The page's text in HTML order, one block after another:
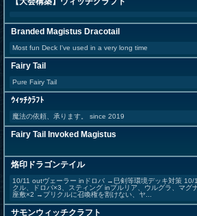
Branded Magistus Dracotail
Most fun Deck I've used in a very long time
Fairy Tail
Pure Fairy Tail
ｳｨｯﾁｸﾗﾌﾄ
魔法の依頼、承ります。 since 2019
Fairy Tail Invoked Magistus
烙印ドラゴンテイル
10/11 outヴェーラー inドロバ →巳剣等環境デッキ対策 10/
クル、ドロバ×3、スティング inプルリア、ウルグラ、マグ
座敷×2 →プリクルに召喚権を割けない、ヤ...
サモンウィッチクラフト